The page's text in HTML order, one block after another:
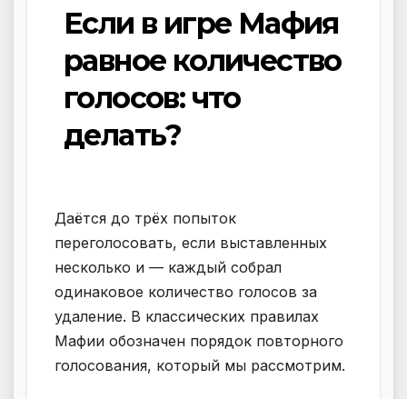
Если в игре Мафия
равное количество
голосов: что
делать?
Даётся до трёх попыток
переголосовать, если выставленных
несколько и — каждый собрал
одинаковое количество голосов за
удаление. В классических правилах
Мафии обозначен порядок повторного
голосования, который мы рассмотрим.